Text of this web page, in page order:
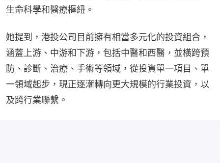
生命科學和醫療樞紐。
她提到，港投公司目前擁有相當多元化的投資組合，
涵蓋上游、中游和下游，包括中醫和西醫，並橫跨預
防、診斷、治療、手術等領域，從投資單一項目、單
一領域起步，現正逐漸轉向更大規模的行業投資，以
及跨行業聯繫。